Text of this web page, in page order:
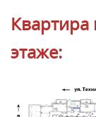
Квартира
этаже: